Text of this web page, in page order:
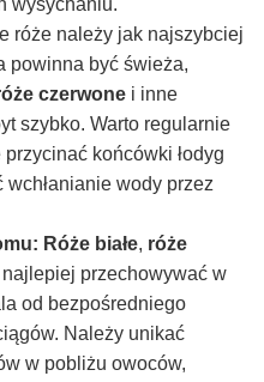
wysychaniu.
róże należy jak najszybciej
powinna być świeża,
czerwone i inne
szybko. Warto regularnie
końcówki łodyg
wody przez
Róże białe, róże
przechowywać w
od bezpośredniego
Należy unikać
w pobliżu owoców,